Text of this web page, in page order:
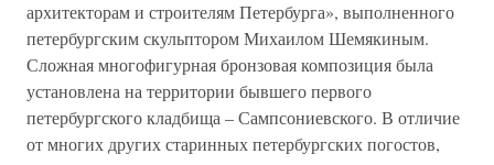
архитекторам и строителям Петербурга», выполненного
петербургским скульптором Михаилом Шемякиным.
Сложная многофигурная бронзовая композиция была
установлена на территории бывшего первого
петербургского кладбища – Сампсониевского. В отличие
от многих других старинных петербургских погостов,